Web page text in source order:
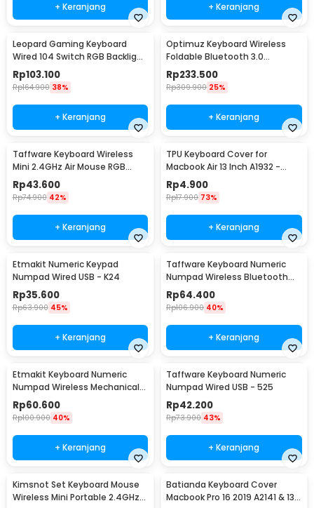
+ Keranjang + Keranjang
Leopard Gaming Keyboard
Wired 104 Switch RGB Backlight
- G700
Rp103.100
Rp164.900 38%
+ Keranjang
Optimuz Keyboard Wireless
Foldable Bluetooth 3.0
Touchpad - B033
Rp233.500
Rp309.900 25%
+ Keranjang
Taffware Keyboard Wireless
Mini 2.4GHz Air Mouse RGB
Touchpad - I8
Rp43.600
Rp74.900 42%
+ Keranjang
TPU Keyboard Cover for
Macbook Air 13 Inch A1932 -
4WC3P
Rp4.900
Rp17.900 73%
+ Keranjang
Etmakit Numeric Keypad
Numpad Wired USB - K24
Rp35.600
Rp63.900 45%
+ Keranjang
Taffware Keyboard Numeric
Numpad Wireless Bluetooth
Soft Switch Keypad - E094BT
Rp64.400
Rp106.900 40%
+ Keranjang
Etmakit Keyboard Numeric
Numpad Wireless Mechanical
2.4GHz - 525
Rp60.600
Rp100.900 40%
+ Keranjang
Taffware Keyboard Numeric
Numpad Wired USB - 525
Rp42.200
Rp73.900 43%
+ Keranjang
Kimsnot Set Keyboard Mouse
Wireless Mini Portable 2.4GHz
Batianda Keyboard Cover
Macbook Pro 16 2019 A2141 & 13